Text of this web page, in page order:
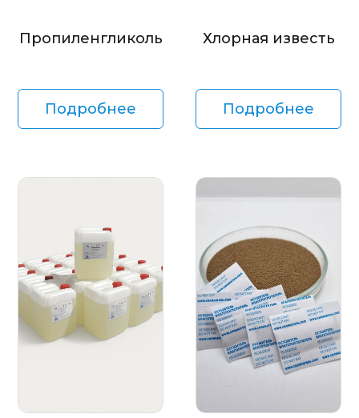
Пропиленгликоль
Подробнее
Хлорная известь
Подробнее